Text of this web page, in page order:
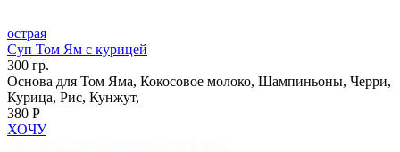
острая
Суп Том Ям с курицей
300 гр.
Основа для Том Яма, Кокосовое молоко, Шампиньоны, Черри,
Курица, Рис, Кунжут,
380 Р
ХОЧУ